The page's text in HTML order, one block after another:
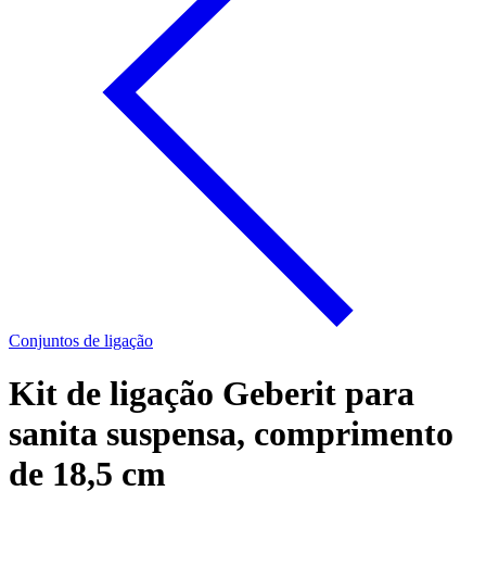
Conjuntos de ligação
Kit de ligação Geberit para
sanita suspensa, comprimento
de 18,5 cm